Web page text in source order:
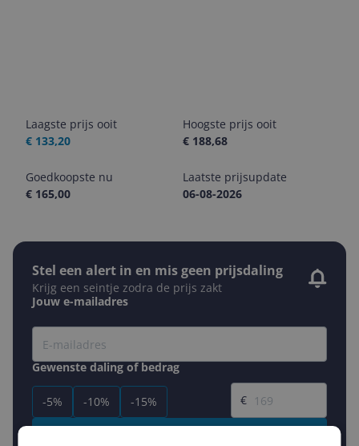
Laagste prijs ooit
€ 133,20
Hoogste prijs ooit
€ 188,68
Goedkoopste nu
€ 165,00
Laatste prijsupdate
06-08-2026
Stel een alert in en mis geen prijsdaling
Krijg een seintje zodra de prijs zakt
Jouw e-mailadres
Gewenste daling of bedrag
-5% -10% -15%
Gewenste prijs
€